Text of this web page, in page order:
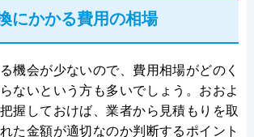
にかかる費用の相場
機会が少ないので、費用相場がどのく
ないという方も多いでしょう。おおよ
握しておけば、業者から見積もりを取
た金額が適切なのか判断するポイント